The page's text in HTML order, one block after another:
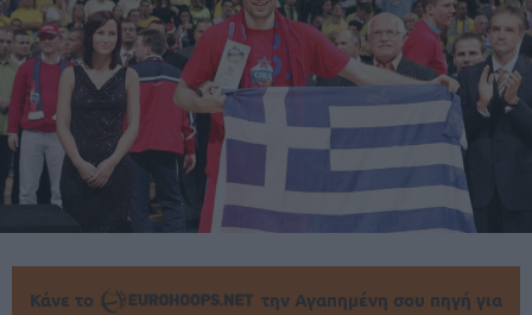
Κάνε το
την Αγαπημένη σου πηγή για